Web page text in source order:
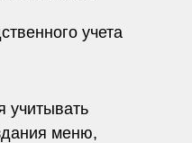
учета
учитывать
меню,